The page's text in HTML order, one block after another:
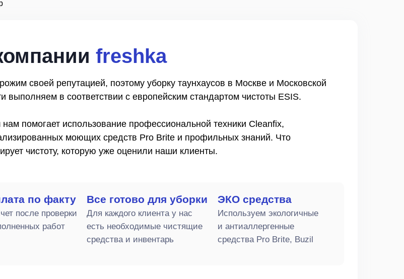
freshka
своей репутацией, поэтому уборку таунхаусов в Москве и Московской
выполняем в соответствии с европейским стандартом чистоты ESIS.
нам помогает использование профессиональной техники Cleanfix,
моющих средств Pro Brite и профильных знаний. Что
чистоту, которую уже оценили наши клиенты.
ЭКО средства
Используем экологичные
и антиаллергенные
средства Pro Brite, Buzil
Все готово для уборки
Для каждого клиента у нас
есть необходимые чистящие
средства и инвентарь
по факту
после проверки
работ